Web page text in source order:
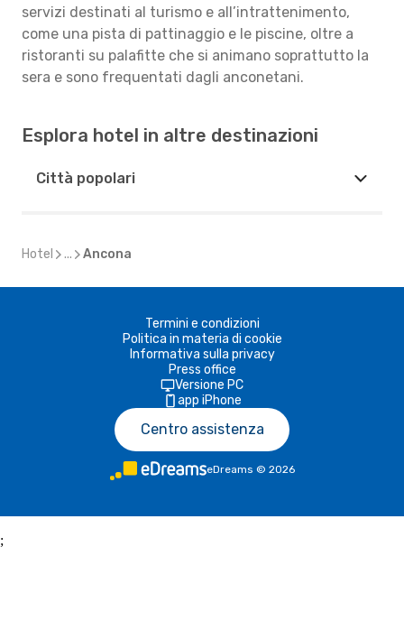
servizi destinati al turismo e all’intrattenimento,
come una pista di pattinaggio e le piscine, oltre a
ristoranti su palafitte che si animano soprattutto la
sera e sono frequentati dagli anconetani.
Esplora hotel in altre destinazioni
Città popolari
Hotel ... Ancona
Termini e condizioni
Politica in materia di cookie
Informativa sulla privacy
Press office
Versione PC
app iPhone
Centro assistenza
eDreams © 2026
;